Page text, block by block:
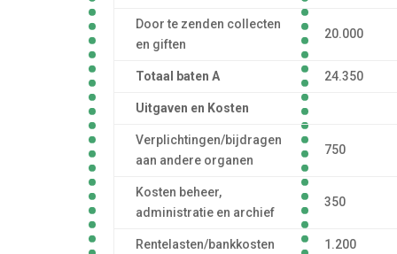
Door te zenden collecten
en giften
20.000
Totaal baten A 24.350
Uitgaven en Kosten
Verplichtingen/bijdragen
aan andere organen
750
Kosten beheer,
administratie en archief
350
Rentelasten/bankkosten 1.200